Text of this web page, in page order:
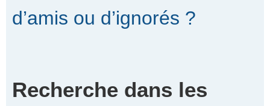
d’amis ou d’ignorés ?
Recherche dans les